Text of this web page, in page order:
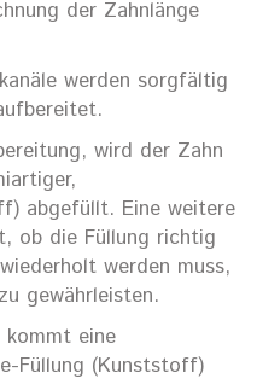
der Zahnlänge
werden sorgfältig
wird der Zahn
abgefüllt. Eine weitere
ob die Füllung richtig
werden muss,
gewährleisten.
kommt eine
Füllung (Kunststoff)